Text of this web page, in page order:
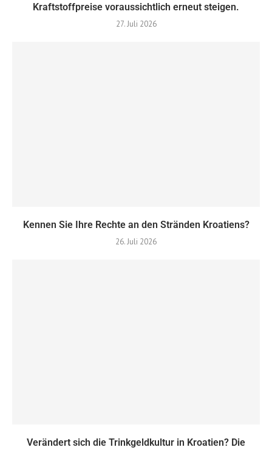
Kraftstoffpreise voraussichtlich erneut steigen.
27. Juli 2026
Kennen Sie Ihre Rechte an den Stränden Kroatiens?
26. Juli 2026
Verändert sich die Trinkgeldkultur in Kroatien? Die